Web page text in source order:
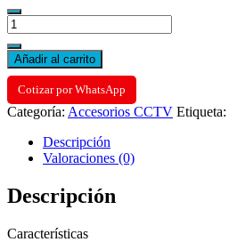
SOPORTE
DE
CAJA
PARA
CAMARAS
BALAS
SERIE
cantidad
Añadir al carrito
Cotizar por WhatsApp
Categoría: Accesorios CCTV Etiqueta:
Descripción
Valoraciones (0)
Descripción
Características